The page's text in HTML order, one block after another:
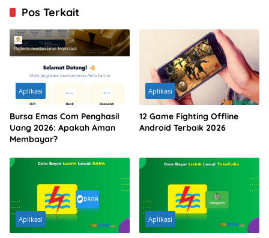
Pos Terkait
Aplikasi
Bursa Emas Com Penghasil
Uang 2026: Apakah Aman
Membayar?
Aplikasi
12 Game Fighting Offline
Android Terbaik 2026
Aplikasi Aplikasi